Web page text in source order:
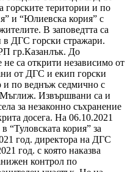
горските територии и по
и “Юлиевска кория” с
В заповедтта са
ДГС горски стражари.
гр.Казанлък. До
са открити независимо от
от ДГС и екип горски
и по веднъж седмично с
Извършвани са и
за незаконно съхранение
досега. На 06.10.2021
“Туловската кория” за
год. директора на ДГС
год. с която наказва
контрол по